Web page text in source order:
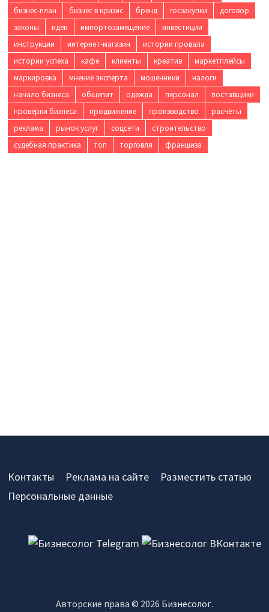
бизнес-план
бизнес в кризис бренд госзакупки
договор
законы
идеи импортозамещение
инвестиции
инструкции
интернет-магазин
истории провала
истории успеха
кафе клиенты креатив
маркетплейсы
маркировка
мнение эксперта мошенники
налоги
начало бизнеса
общепит одежда персонал
поставщики
проверки бизнеса
продвижение производство
расчёты
реклама
рынок услуг соцсети
строительство
судебная практика
топ торговля франшиза
Контакты Реклама на сайте
Разместить статью
Персональные данные
Авторские права © 2026 Бизнесолог.